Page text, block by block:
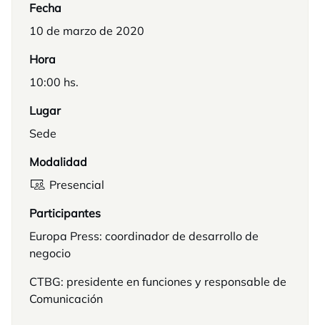
Fecha
10 de marzo de 2020
Hora
10:00 hs.
Lugar
Sede
Modalidad
Presencial
Participantes
Europa Press: coordinador de desarrollo de
negocio
CTBG: presidente en funciones y responsable de
Comunicación